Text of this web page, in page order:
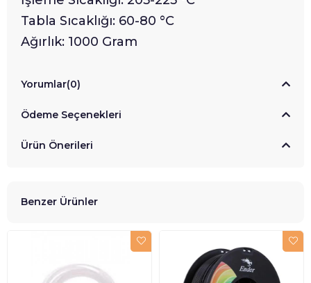
Tabla Sıcaklığı: 60-80 °C
Ağırlık: 1000 Gram
Yorumlar(0)
Ödeme Seçenekleri
Ürün Önerileri
Benzer Ürünler